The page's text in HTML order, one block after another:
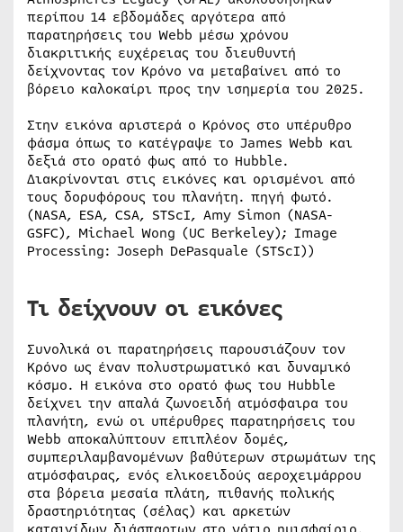
περίπου 14 εβδομάδες αργότερα από
παρατηρήσεις του Webb μέσω χρόνου
διακριτικής ευχέρειας του διευθυντή
δείχνοντας τον Κρόνο να μεταβαίνει από το
βόρειο καλοκαίρι προς την ισημερία του 2025.
Στην εικόνα αριστερά ο Κρόνος στο υπέρυθρο
φάσμα όπως το κατέγραψε το James Webb και
δεξιά στο ορατό φως από το Hubble.
Διακρίνονται στις εικόνες και ορισμένοι από
τους δορυφόρους του πλανήτη. πηγή φωτό.
(NASA, ESA, CSA, STScI, Amy Simon (NASA-
GSFC), Michael Wong (UC Berkeley); Image
Processing: Joseph DePasquale (STScI))
Τι δείχνουν οι εικόνες
Συνολικά οι παρατηρήσεις παρουσιάζουν τον
Κρόνο ως έναν πολυστρωματικό και δυναμικό
κόσμο. Η εικόνα στο ορατό φως του Hubble
δείχνει την απαλά ζωνοειδή ατμόσφαιρα του
πλανήτη, ενώ οι υπέρυθρες παρατηρήσεις του
Webb αποκαλύπτουν επιπλέον δομές,
συμπεριλαμβανομένων βαθύτερων στρωμάτων της
ατμόσφαιρας, ενός ελικοειδούς αεροχειμάρρου
στα βόρεια μεσαία πλάτη, πιθανής πολικής
δραστηριότητας (σέλας) και αρκετών